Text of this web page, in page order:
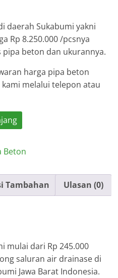
daerah Sukabumi yakni
Rp 8.250.000 /pcsnya
beton dan ukurannya.
harga pipa beton
melalui telepon atau
Beton
Tambahan Ulasan (0)
mulai dari Rp 245.000
saluran air drainase di
Jawa Barat Indonesia.